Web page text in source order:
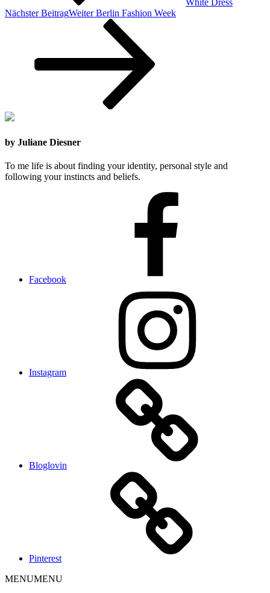
White Dress
Nächster BeitragWeiter Berlin Fashion Week
by Juliane Diesner
To me life is about finding your identity, personal style and
following your instincts and beliefs.
Facebook
Instagram
Bloglovin
Pinterest
MENUMENU